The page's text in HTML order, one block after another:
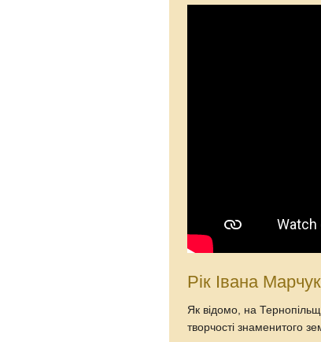
Рік Івана
Як відомо, на
творчості знаменитого